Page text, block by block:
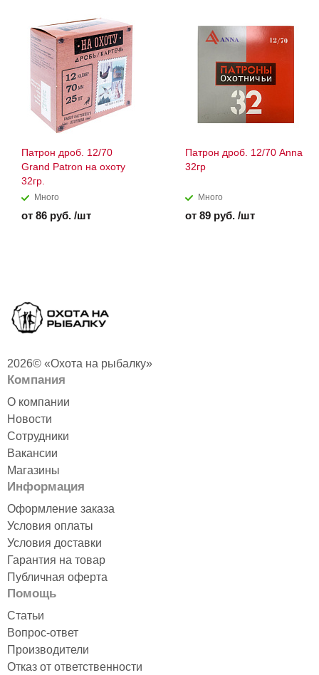
Патрон дроб. 12/70
Grand Patron на охоту
32гр.
Много
от 86 руб. /шт
Патрон дроб. 12/70 Anna
32гр
Много
от 89 руб. /шт
2026© «Охота на рыбалку»
Компания
О компании
Новости
Сотрудники
Вакансии
Магазины
Информация
Оформление заказа
Условия оплаты
Условия доставки
Гарантия на товар
Публичная оферта
Помощь
Статьи
Вопрос-ответ
Производители
Отказ от ответственности